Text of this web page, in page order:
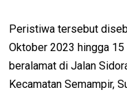
Peristiwa tersebut
Oktober 2023 hingga
beralamat di Jalan
Kecamatan Semampir,